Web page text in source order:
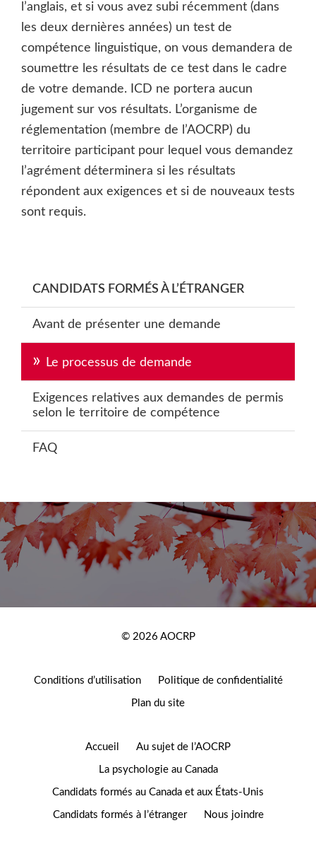
l’anglais, et si vous avez subi récemment (dans
les deux dernières années) un test de
compétence linguistique, on vous demandera de
soumettre les résultats de ce test dans le cadre
de votre demande. ICD ne portera aucun
jugement sur vos résultats. L’organisme de
réglementation (membre de l’AOCRP) du
territoire participant pour lequel vous demandez
l’agrément déterminera si les résultats
répondent aux exigences et si de nouveaux tests
sont requis.
Primary
Sidebar
CANDIDATS FORMÉS À L’ÉTRANGER
Avant de présenter une demande
Le processus de demande
Exigences relatives aux demandes de permis
selon le territoire de compétence
FAQ
Footer
© 2026 AOCRP
Conditions d’utilisation Politique de confidentialité
Plan du site
Accueil Au sujet de l’AOCRP
La psychologie au Canada
Candidats formés au Canada et aux États-Unis
Candidats formés à l’étranger Nous joindre